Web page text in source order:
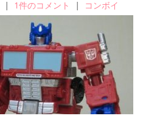
1件のコメント コンボイ